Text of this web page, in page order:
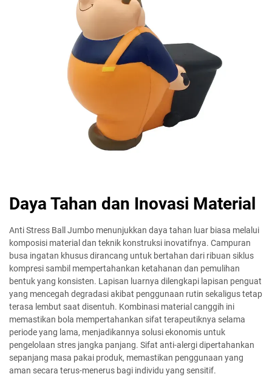
Daya Tahan dan Inovasi Material
Anti Stress Ball Jumbo menunjukkan daya tahan luar biasa melalui
komposisi material dan teknik konstruksi inovatifnya. Campuran
busa ingatan khusus dirancang untuk bertahan dari ribuan siklus
kompresi sambil mempertahankan ketahanan dan pemulihan
bentuk yang konsisten. Lapisan luarnya dilengkapi lapisan penguat
yang mencegah degradasi akibat penggunaan rutin sekaligus tetap
terasa lembut saat disentuh. Kombinasi material canggih ini
memastikan bola mempertahankan sifat terapeutiknya selama
periode yang lama, menjadikannya solusi ekonomis untuk
pengelolaan stres jangka panjang. Sifat anti-alergi dipertahankan
sepanjang masa pakai produk, memastikan penggunaan yang
aman secara terus-menerus bagi individu yang sensitif.